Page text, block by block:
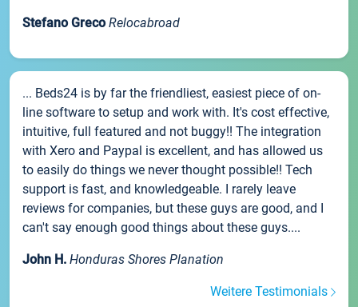
Stefano Greco Relocabroad
... Beds24 is by far the friendliest, easiest piece of on-
line software to setup and work with. It's cost effective,
intuitive, full featured and not buggy!! The integration
with Xero and Paypal is excellent, and has allowed us
to easily do things we never thought possible!! Tech
support is fast, and knowledgeable. I rarely leave
reviews for companies, but these guys are good, and I
can't say enough good things about these guys....
John H. Honduras Shores Planation
Weitere Testimonials